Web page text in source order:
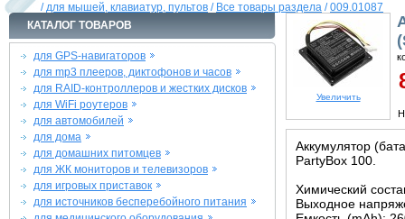
/для мышей, клавиатур, пультов / Все товары раздела /009.01087
КАТАЛОГ ТОВАРОВ
для GPS-навигаторов
для mp3 плееров, диктофонов и часов
для RAID-контроллеров и жестких дисков
для WiFi роутеров
для автомобилей
для дома
для домашних питомцев
для ЖК мониторов и телевизоров
для игровых приставок
для источников бесперебойного питания
Увеличить
Аккумулятор
PartyBox 100.
Химический
Выходное